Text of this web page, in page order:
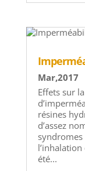
Mar,2017
Effets sur
résines
d’assez
syndromes
été...